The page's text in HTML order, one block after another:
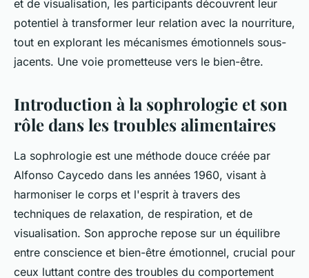
et de visualisation, les participants découvrent leur
potentiel à transformer leur relation avec la nourriture,
tout en explorant les mécanismes émotionnels sous-
jacents. Une voie prometteuse vers le bien-être.
Introduction à la sophrologie et son
rôle dans les troubles alimentaires
La sophrologie est une méthode douce créée par
Alfonso Caycedo dans les années 1960, visant à
harmoniser le corps et l'esprit à travers des
techniques de relaxation, de respiration, et de
visualisation. Son approche repose sur un équilibre
entre conscience et bien-être émotionnel, crucial pour
ceux luttant contre des troubles du comportement